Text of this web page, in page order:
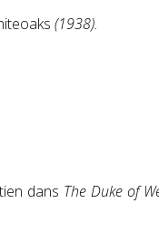
(1938).
dans The Duke of